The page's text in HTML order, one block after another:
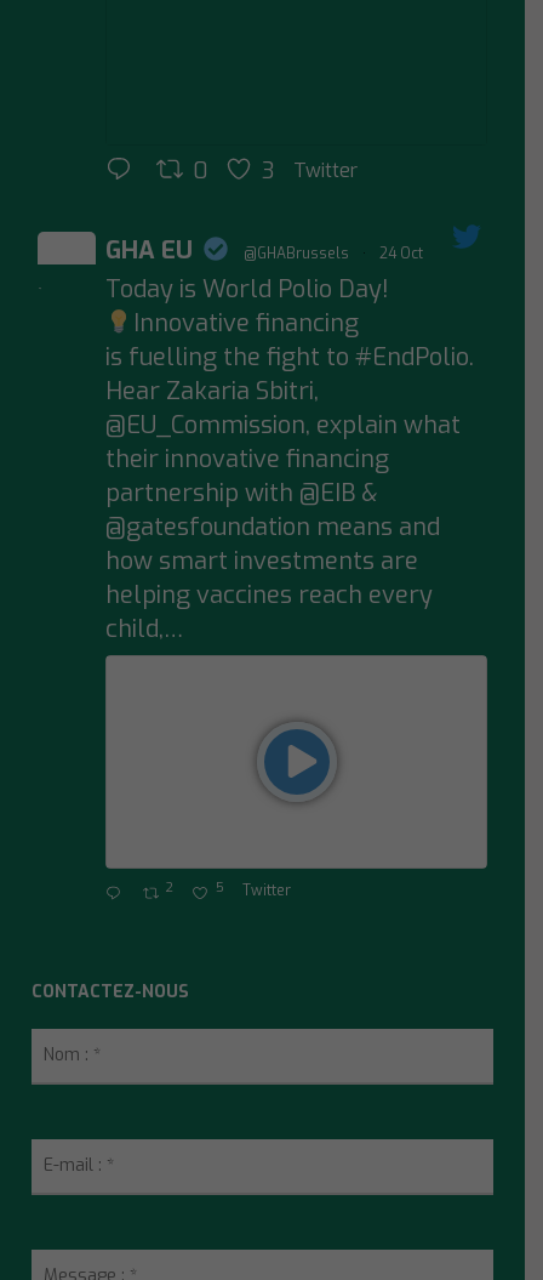
0 3 Twitter
;
GHA EU @GHABrussels · 24 Oct
Today is World Polio Day!
Innovative financing
is fuelling the fight to #EndPolio.
Hear Zakaria Sbitri,
@EU_Commission, explain what
their innovative financing
partnership with @EIB &
@gatesfoundation means and
how smart investments are
helping vaccines reach every
child,…
2 5 Twitter
CONTACTEZ-NOUS